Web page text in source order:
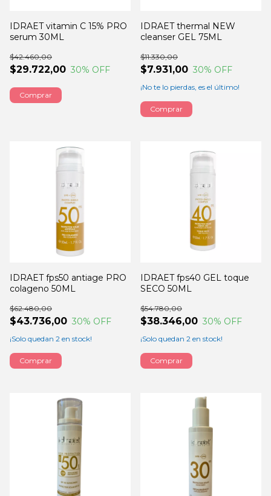
IDRAET vitamin C 15% PRO
serum 30ML
$29.722,00
$42.460,00
30% OFF
IDRAET thermal NEW
cleanser GEL 75ML
$7.931,00
$11.330,00
30% OFF
¡No te lo pierdas, es el último!
IDRAET fps50 antiage PRO
colageno 50ML
$43.736,00
$62.480,00
30% OFF
¡Solo quedan 2 en stock!
IDRAET fps40 GEL toque
SECO 50ML
$38.346,00
$54.780,00
30% OFF
¡Solo quedan 2 en stock!